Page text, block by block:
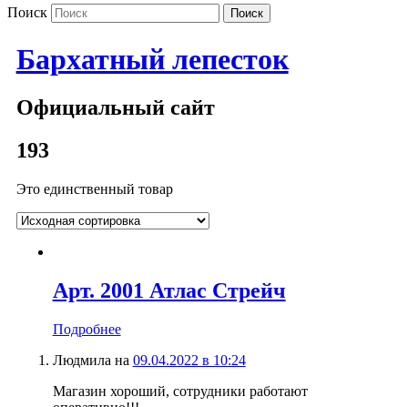
Поиск
Бархатный лепесток
Официальный сайт
193
Это единственный товар
Арт. 2001 Атлас Стрейч
Подробнее
Людмила на 09.04.2022 в 10:24
Магазин хороший, сотрудники работают